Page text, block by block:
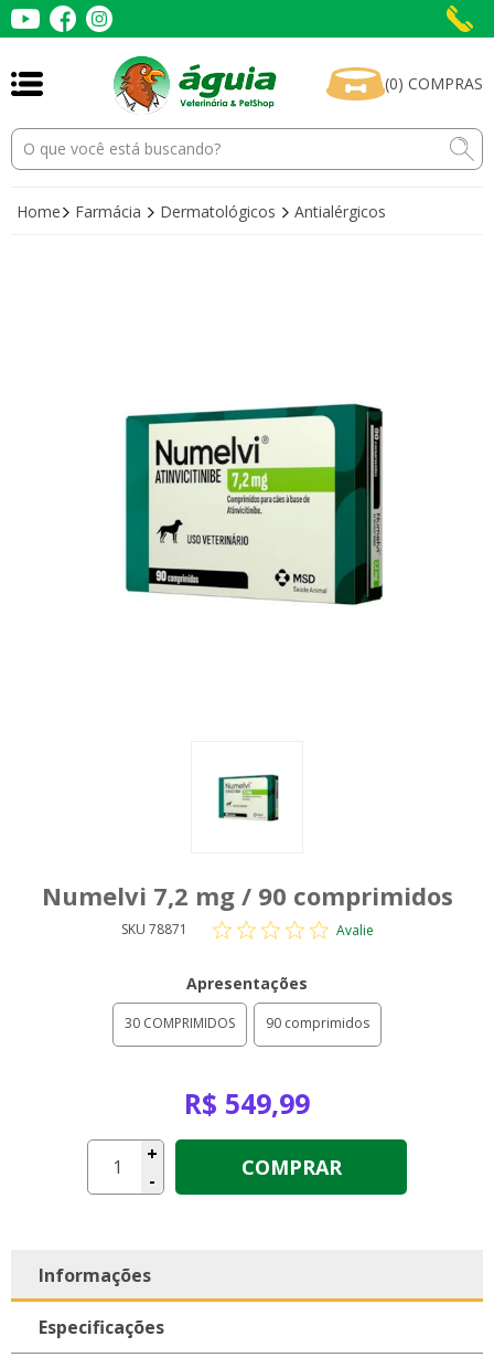
(0) COMPRAS
Home Farmácia Dermatológicos Antialérgicos
Numelvi 7,2 mg / 90 comprimidos
SKU 78871 Avalie
Apresentações
30 COMPRIMIDOS 90 comprimidos
R$ 549,99
+
-
COMPRAR
Informações
Especificações